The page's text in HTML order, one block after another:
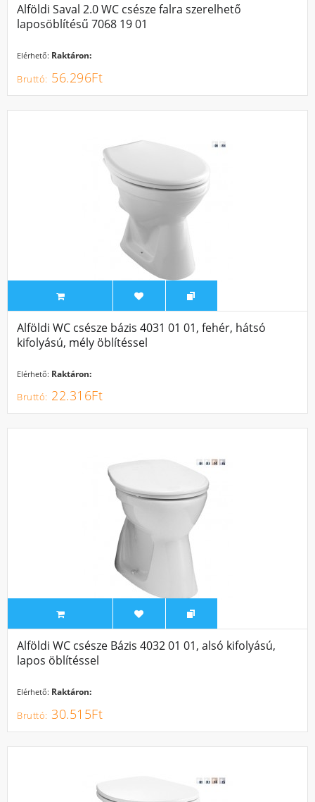
Alföldi Saval 2.0 WC csésze falra szerelhető
laposöblítésű 7068 19 01
Elérhető: Raktáron:
56.296Ft
Alföldi WC csésze bázis 4031 01 01, fehér, hátsó
kifolyású, mély öblítéssel
Elérhető: Raktáron:
22.316Ft
Alföldi WC csésze Bázis 4032 01 01, alsó kifolyású,
lapos öblítéssel
Elérhető: Raktáron:
30.515Ft